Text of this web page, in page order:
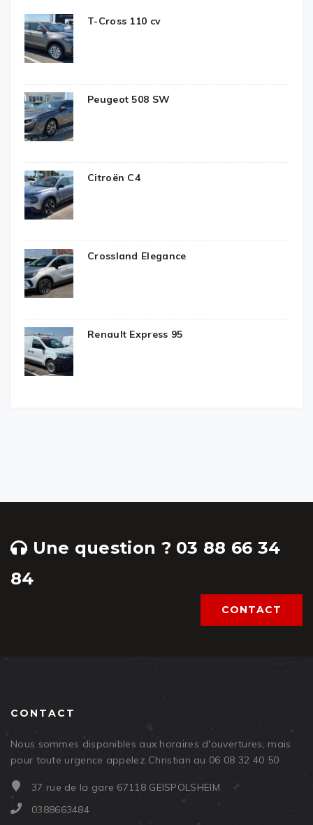
T-Cross 110 cv
Peugeot 508 SW
Citroën C4
Crossland Elegance
Renault Express 95
Une question ? 03 88 66 34
84
CONTACT
CONTACT
Nous sommes disponibles aux horaires d'ouvertures, mais
pour toute urgence appelez Christian au 06 08 32 40 50
37 rue de la gare 67118 GEISPOLSHEIM
0388663484